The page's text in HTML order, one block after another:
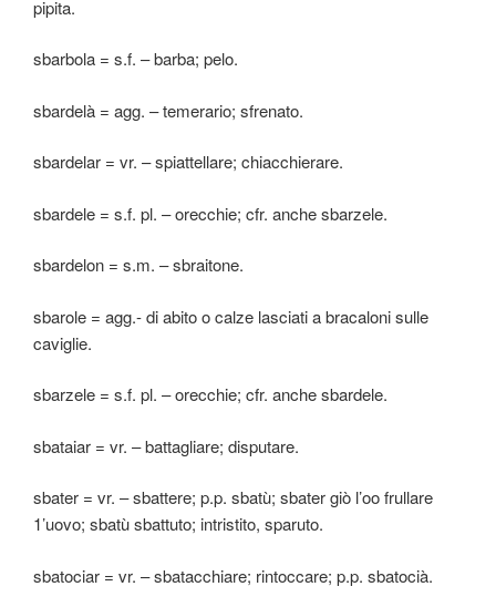
pipita.
sbarbola = s.f. – barba; pelo.
sbardelà = agg. – temerario; sfrenato.
sbardelar = vr. – spiattellare; chiacchierare.
sbardele = s.f. pl. – orecchie; cfr. anche sbarzele.
sbardelon = s.m. – sbraitone.
sbarole = agg.- di abito o calze lasciati a bracaloni sulle
caviglie.
sbarzele = s.f. pl. – orecchie; cfr. anche sbardele.
sbataiar = vr. – battagliare; disputare.
sbater = vr. – sbattere; p.p. sbatù; sbater giò l’oo frullare
1’uovo; sbatù sbattuto; intristito, sparuto.
sbatociar = vr. – sbatacchiare; rintoccare; p.p. sbatocià.